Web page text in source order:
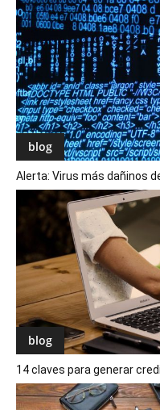
blog
Alerta: Virus más dañinos
blog
14 claves para generar